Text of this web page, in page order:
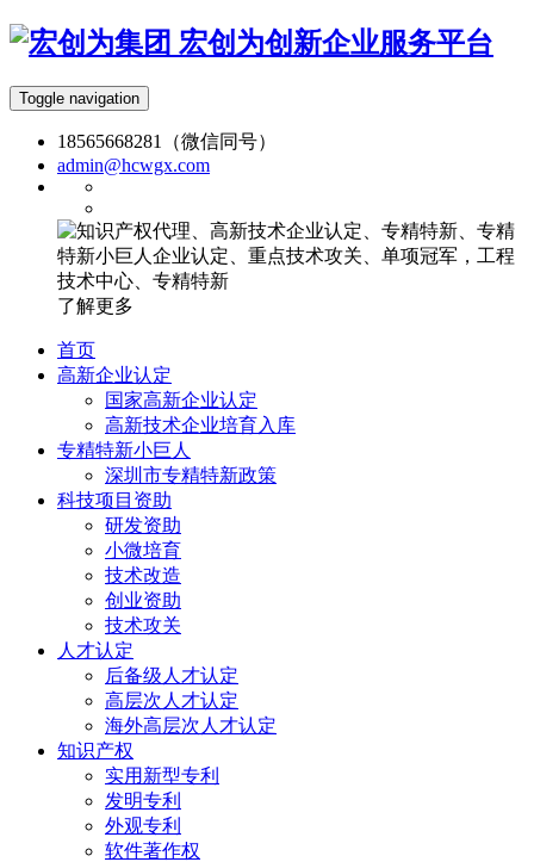
宏创为创新企业服务平台
Toggle navigation
18565668281（微信同号）
admin@hcwgx.com
了解更多
首页
高新企业认定
国家高新企业认定
高新技术企业培育入库
专精特新小巨人
深圳市专精特新政策
科技项目资助
研发资助
小微培育
技术改造
创业资助
技术攻关
人才认定
后备级人才认定
高层次人才认定
海外高层次人才认定
知识产权
实用新型专利
发明专利
外观专利
软件著作权